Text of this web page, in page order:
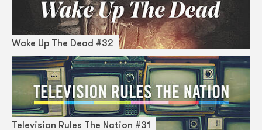
Wake Up The Dead #32
Television Rules The Nation #31